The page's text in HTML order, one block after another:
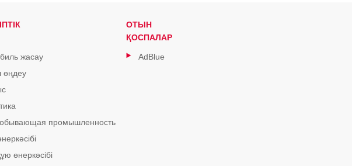
жасау
өңдеу
промышленность
өнеркәсібі
ОТЫН
ҚОСПАЛАР
AdBlue